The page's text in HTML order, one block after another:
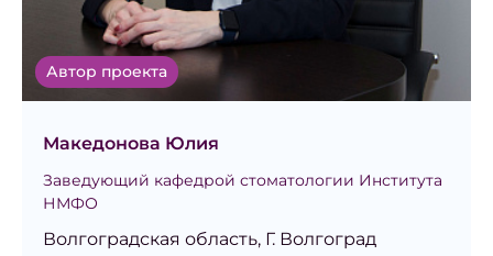
Автор проекта
Македонова Юлия
Заведующий кафедрой стоматологии Института
НМФО
Волгоградская область, Г. Волгоград